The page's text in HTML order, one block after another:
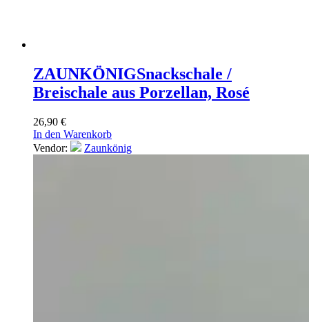
ZAUNKÖNIGSnackschale /
Breischale aus Porzellan, Rosé
26,90 €
In den Warenkorb
Vendor:
Zaunkönig